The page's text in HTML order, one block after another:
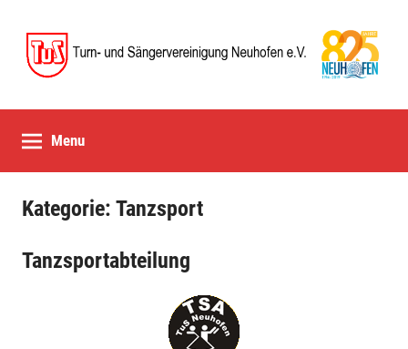
content
TuS
Neuhofen
e.V.
Menu
Kategorie: Tanzsport
Tanzsportabteilung